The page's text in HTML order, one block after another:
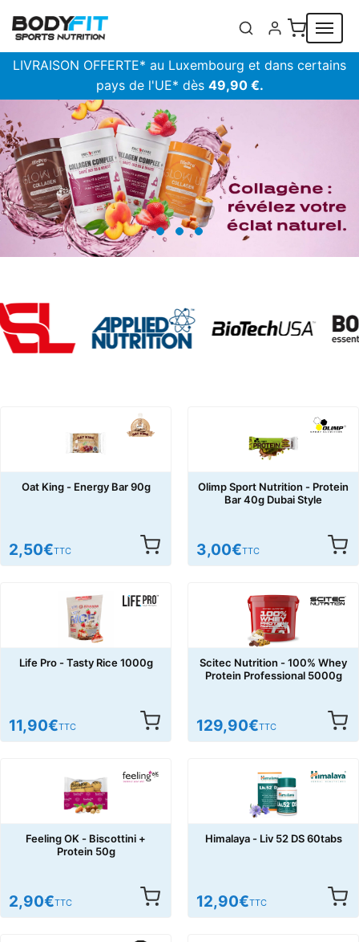
LIVRAISON OFFERTE* au Luxembourg et dans certains
pays de l'UE* dès 49,90 €.
Oat King - Energy Bar 90g
2,50€TTC
Olimp Sport Nutrition - Protein
Bar 40g Dubai Style
3,00€TTC
Life Pro - Tasty Rice 1000g
11,90€TTC
Scitec Nutrition - 100% Whey
Protein Professional 5000g
129,90€TTC
Feeling OK - Biscottini +
Protein 50g
2,90€TTC
Himalaya - Liv 52 DS 60tabs
12,90€TTC